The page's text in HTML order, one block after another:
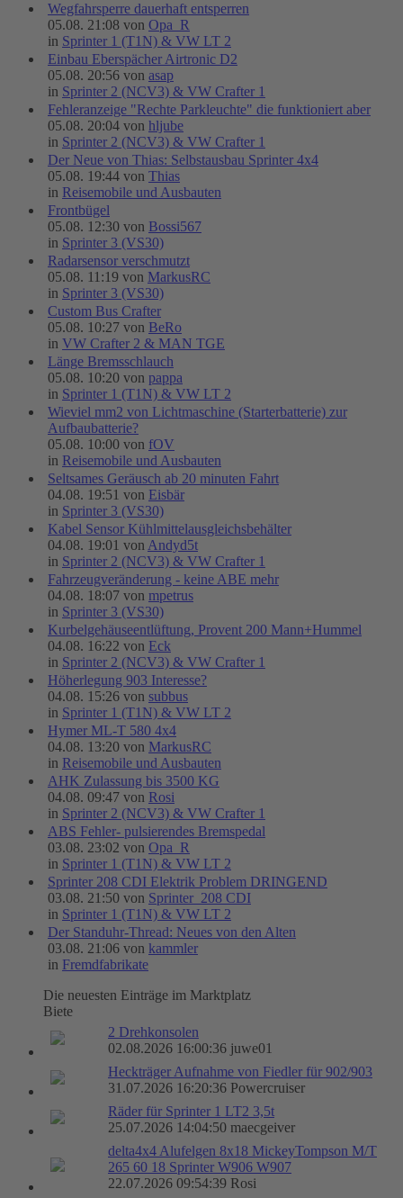
Wegfahrsperre dauerhaft entsperren
05.08. 21:08 von Opa_R
in Sprinter 1 (T1N) & VW LT 2
Einbau Eberspächer Airtronic D2
05.08. 20:56 von asap
in Sprinter 2 (NCV3) & VW Crafter 1
Fehleranzeige "Rechte Parkleuchte" die funktioniert aber
05.08. 20:04 von hljube
in Sprinter 2 (NCV3) & VW Crafter 1
Der Neue von Thias: Selbstausbau Sprinter 4x4
05.08. 19:44 von Thias
in Reisemobile und Ausbauten
Frontbügel
05.08. 12:30 von Bossi567
in Sprinter 3 (VS30)
Radarsensor verschmutzt
05.08. 11:19 von MarkusRC
in Sprinter 3 (VS30)
Custom Bus Crafter
05.08. 10:27 von BeRo
in VW Crafter 2 & MAN TGE
Länge Bremsschlauch
05.08. 10:20 von pappa
in Sprinter 1 (T1N) & VW LT 2
Wieviel mm2 von Lichtmaschine (Starterbatterie) zur
Aufbaubatterie?
05.08. 10:00 von fOV
in Reisemobile und Ausbauten
Seltsames Geräusch ab 20 minuten Fahrt
04.08. 19:51 von Eisbär
in Sprinter 3 (VS30)
Kabel Sensor Kühlmittelausgleichsbehälter
04.08. 19:01 vonAndyd5t
in Sprinter 2 (NCV3) & VW Crafter 1
Fahrzeugveränderung - keine ABE mehr
04.08. 18:07 von mpetrus
in Sprinter 3 (VS30)
Kurbelgehäuseentlüftung, Provent 200 Mann+Hummel
04.08. 16:22 von Eck
in Sprinter 2 (NCV3) & VW Crafter 1
Höherlegung 903 Interesse?
04.08. 15:26 von subbus
in Sprinter 1 (T1N) & VW LT 2
Hymer ML-T 580 4x4
04.08. 13:20 von MarkusRC
in Reisemobile und Ausbauten
AHK Zulassung bis 3500 KG
04.08. 09:47 von Rosi
in Sprinter 2 (NCV3) & VW Crafter 1
ABS Fehler- pulsierendes Bremspedal
03.08. 23:02 von Opa_R
in Sprinter 1 (T1N) & VW LT 2
Sprinter 208 CDI Elektrik Problem DRINGEND
03.08. 21:50 von Sprinter_208 CDI
in Sprinter 1 (T1N) & VW LT 2
Der Standuhr-Thread: Neues von den Alten
03.08. 21:06 von kammler
in Fremdfabrikate
Die neuesten Einträge im Marktplatz
Biete
2 Drehkonsolen
02.08.2026 16:00:36 juwe01
Heckträger Aufnahme von Fiedler für 902/903
31.07.2026 16:20:36 Powercruiser
Räder für Sprinter 1 LT2 3,5t
25.07.2026 14:04:50 maecgeiver
delta4x4 Alufelgen 8x18 MickeyTompson M/T
265 60 18 Sprinter W906 W907
22.07.2026 09:54:39 Rosi